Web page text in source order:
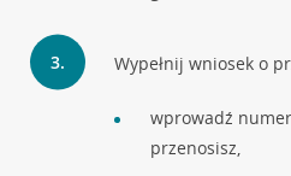
Wypełnij wniosek o
wprowadź
przenosisz,